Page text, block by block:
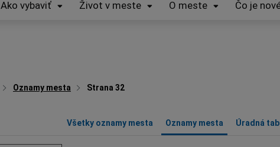
Ako vybaviť Život v meste O meste Čo je
Oznamy mesta Strana 32
Všetky oznamy mesta Oznamy mesta Úradná